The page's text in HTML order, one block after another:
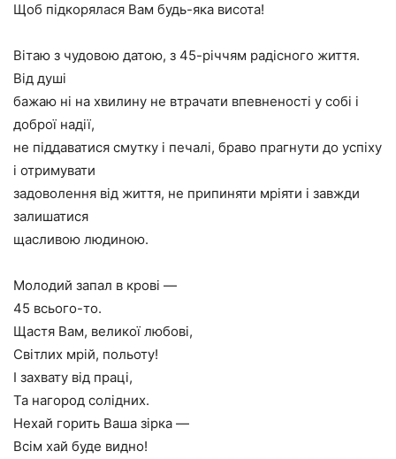
Щоб підкорялася Вам будь-яка висота!
Вітаю з чудовою датою, з 45-річчям радісного життя.
Від душі
бажаю ні на хвилину не втрачати впевненості у собі і
доброї надії,
не піддаватися смутку і печалі, браво прагнути до успіху
і отримувати
задоволення від життя, не припиняти мріяти і завжди
залишатися
щасливою людиною.
Молодий запал в крові —
45 всього-то.
Щастя Вам, великої любові,
Світлих мрій, польоту!
І захвату від праці,
Та нагород солідних.
Нехай горить Ваша зірка —
Всім хай буде видно!